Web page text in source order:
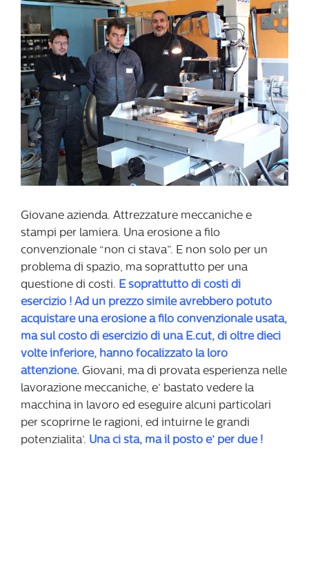
Giovane azienda. Attrezzature meccaniche e
stampi per lamiera. Una erosione a filo
convenzionale “non ci stava”. E non solo per un
problema di spazio, ma soprattutto per una
questione di costi. E soprattutto di costi di
esercizio ! Ad un prezzo simile avrebbero potuto
acquistare una erosione a filo convenzionale usata,
ma sul costo di esercizio di una E.cut, di oltre dieci
volte inferiore, hanno focalizzato la loro
attenzione. Giovani, ma di provata esperienza nelle
lavorazione meccaniche, e’ bastato vedere la
macchina in lavoro ed eseguire alcuni particolari
per scoprirne le ragioni, ed intuirne le grandi
potenzialita’. Una ci sta, ma il posto e’ per due !